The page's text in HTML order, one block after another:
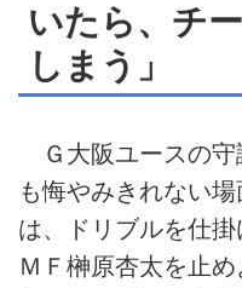
いたら、チ
しまう」
Ｇ大阪ユースの守
も悔やみきれない
は、ドリブルを仕
ＭＦ榊原杏太を止